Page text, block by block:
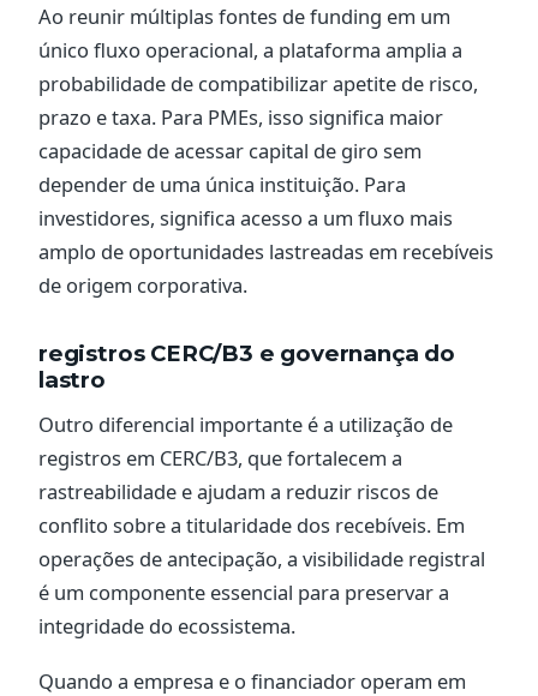
Ao reunir múltiplas fontes de funding em um
único fluxo operacional, a plataforma amplia a
probabilidade de compatibilizar apetite de risco,
prazo e taxa. Para PMEs, isso significa maior
capacidade de acessar capital de giro sem
depender de uma única instituição. Para
investidores, significa acesso a um fluxo mais
amplo de oportunidades lastreadas em recebíveis
de origem corporativa.
registros CERC/B3 e governança do
lastro
Outro diferencial importante é a utilização de
registros em CERC/B3, que fortalecem a
rastreabilidade e ajudam a reduzir riscos de
conflito sobre a titularidade dos recebíveis. Em
operações de antecipação, a visibilidade registral
é um componente essencial para preservar a
integridade do ecossistema.
Quando a empresa e o financiador operam em